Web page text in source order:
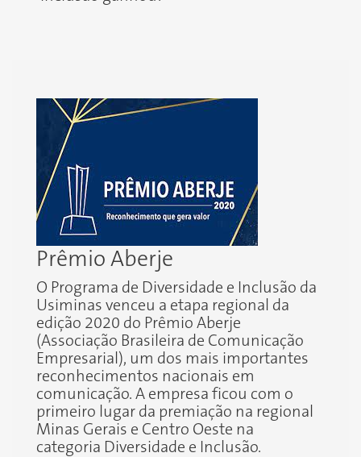
Prêmio Aberje
O Programa de Diversidade e Inclusão da
Usiminas venceu a etapa regional da
edição 2020 do Prêmio Aberje
(Associação Brasileira de Comunicação
Empresarial), um dos mais importantes
reconhecimentos nacionais em
comunicação. A empresa ficou com o
primeiro lugar da premiação na regional
Minas Gerais e Centro Oeste na
categoria Diversidade e Inclusão.